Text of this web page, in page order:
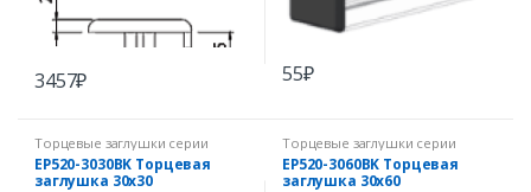
3457₽ 55₽
Торцевые заглушки серии
EcoPRO
EP520-3030BK Торцевая
заглушка 30х30
Торцевые заглушки серии
EcoPRO
EP520-3060BK Торцевая
заглушка 30х60